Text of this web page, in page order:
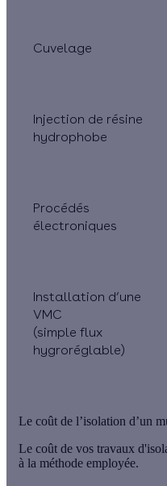
Cuvelage
Injection de résine
hydrophobe
Procédés
électroniques
Installation d’une
VMC
(simple flux
hygroréglable)
Le coût de l’isolation d’un
Le coût de vos travaux
à la méthode employée.